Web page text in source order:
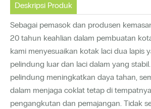
Deskripsi Produk
Sebagai pemasok dan produsen
20 tahun keahlian dalam pembuatan
kami menyesuaikan kotak laci dua lapis
pelindung luar dan laci dalam yang
pelindung meningkatkan daya tahan,
dalam menjaga coklat tetap di
pengangkutan dan pemajangan. Tidak